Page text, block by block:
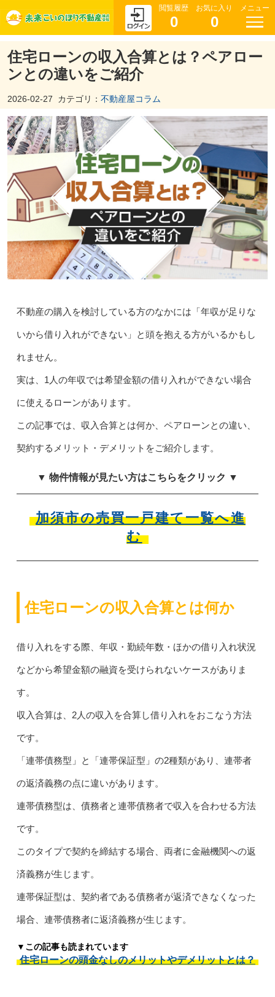
閲覧履歴
0
お気に入り
0
メニュー
住宅ローンの収入合算とは？ペアロー
ンとの違いをご紹介
2026-02-27 カテゴリ： 不動産屋コラム
不動産の購入を検討している方のなかには「年収が足りな
いから借り入れができない」と頭を抱える方がいるかもし
れません。
実は、1人の年収では希望金額の借り入れができない場合
に使えるローンがあります。
この記事では、収入合算とは何か、ペアローンとの違い、
契約するメリット・デメリットをご紹介します。
▼ 物件情報が見たい方はこちらをクリック ▼
加須市の売買一戸建て一覧へ進
む
住宅ローンの収入合算とは何か
借り入れをする際、年収・勤続年数・ほかの借り入れ状況
などから希望金額の融資を受けられないケースがありま
す。
収入合算は、2人の収入を合算し借り入れをおこなう方法
です。
「連帯債務型」と「連帯保証型」の2種類があり、連帯者
の返済義務の点に違いがあります。
連帯債務型は、債務者と連帯債務者で収入を合わせる方法
です。
このタイプで契約を締結する場合、両者に金融機関への返
済義務が生じます。
連帯保証型は、契約者である債務者が返済できなくなった
場合、連帯債務者に返済義務が生じます。
▼この記事も読まれています
住宅ローンの頭金なしのメリットやデメリットとは？